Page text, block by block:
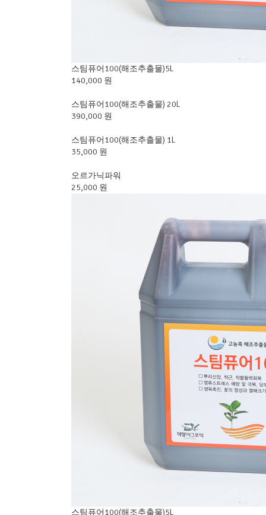
스팀퓨어100(해조추출물)5L
140,000 원
스팀퓨어100(해조추출물) 20L
390,000 원
스팀퓨어100(해조추출물) 1L
35,000 원
오르가닉파워
25,000 원
스팀퓨어100(해조추출물)5L